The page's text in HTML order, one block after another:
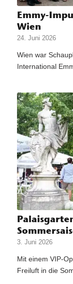
Emmy-
Wien
24. Juni 2026
Wien war
International
3. Juni 2026
Mit einem VIP-
Freiluft in die